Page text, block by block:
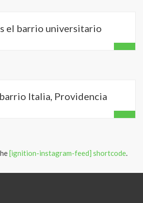
el barrio universitario
Italia, Providencia
[ignition-instagram-feed] shortcode.